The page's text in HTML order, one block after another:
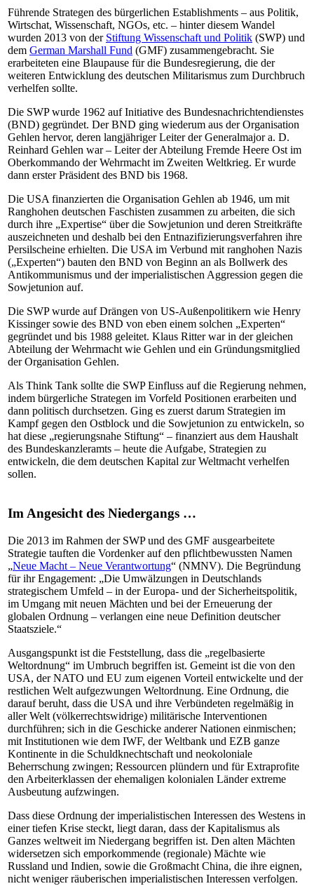
Führende Strategen des bürgerlichen Establishments – aus Politik,
Wirtschat, Wissenschaft, NGOs, etc. – hinter diesem Wandel
wurden 2013 von der Stiftung Wissenschaft und Politik (SWP) und
dem German Marshall Fund (GMF) zusammengebracht. Sie
erarbeiteten eine Blaupause für die Bundesregierung, die der
weiteren Entwicklung des deutschen Militarismus zum Durchbruch
verhelfen sollte.
Die SWP wurde 1962 auf Initiative des Bundesnachrichtendienstes
(BND) gegründet. Der BND ging wiederum aus der Organisation
Gehlen hervor, deren langjähriger Leiter der Generalmajor a. D.
Reinhard Gehlen war – Leiter der Abteilung Fremde Heere Ost im
Oberkommando der Wehrmacht im Zweiten Weltkrieg. Er wurde
dann erster Präsident des BND bis 1968.
Die USA finanzierten die Organisation Gehlen ab 1946, um mit
Ranghohen deutschen Faschisten zusammen zu arbeiten, die sich
durch ihre „Expertise“ über die Sowjetunion und deren Streitkräfte
auszeichneten und deshalb bei den Entnazifizierungsverfahren ihre
Persilscheine erhielten. Die USA im Verbund mit ranghohen Nazis
(„Experten“) bauten den BND von Beginn an als Bollwerk des
Antikommunismus und der imperialistischen Aggression gegen die
Sowjetunion auf.
Die SWP wurde auf Drängen von US-Außenpolitikern wie Henry
Kissinger sowie des BND von eben einem solchen „Experten“
gegründet und bis 1988 geleitet. Klaus Ritter war in der gleichen
Abteilung der Wehrmacht wie Gehlen und ein Gründungsmitglied
der Organisation Gehlen.
Als Think Tank sollte die SWP Einfluss auf die Regierung nehmen,
indem bürgerliche Strategen im Vorfeld Positionen erarbeiten und
dann politisch durchsetzen. Ging es zuerst darum Strategien im
Kampf gegen den Ostblock und die Sowjetunion zu entwickeln, so
hat diese „regierungsnahe Stiftung“ – finanziert aus dem Haushalt
des Bundeskanzleramts – heute die Aufgabe, Strategien zu
entwickeln, die dem deutschen Kapital zur Weltmacht verhelfen
sollen.
Im Angesicht des Niedergangs …
Die 2013 im Rahmen der SWP und des GMF ausgearbeitete
Strategie tauften die Vordenker auf den pflichtbewussten Namen
„Neue Macht – Neue Verantwortung“ (NMNV). Die Begründung
für ihr Engagement: „Die Umwälzungen in Deutschlands
strategischem Umfeld – in der Europa- und der Sicherheitspolitik,
im Umgang mit neuen Mächten und bei der Erneuerung der
globalen Ordnung – verlangen eine neue Definition deutscher
Staatsziele.“
Ausgangspunkt ist die Feststellung, dass die „regelbasierte
Weltordnung“ im Umbruch begriffen ist. Gemeint ist die von den
USA, der NATO und EU zum eigenen Vorteil entwickelte und der
restlichen Welt aufgezwungen Weltordnung. Eine Ordnung, die
darauf beruht, dass die USA und ihre Verbündeten regelmäßig in
aller Welt (völkerrechtswidrige) militärische Interventionen
durchführen; sich in die Geschicke anderer Nationen einmischen;
mit Institutionen wie dem IWF, der Weltbank und EZB ganze
Kontinente in die Schuldknechtschaft und neokoloniale
Beherrschung zwingen; Ressourcen plündern und für Extraprofite
den Arbeiterklassen der ehemaligen kolonialen Länder extreme
Ausbeutung aufzwingen.
Dass diese Ordnung der imperialistischen Interessen des Westens in
einer tiefen Krise steckt, liegt daran, dass der Kapitalismus als
Ganzes weltweit im Niedergang begriffen ist. Den alten Mächten
widersetzen sich emporkommende (regionale) Mächte wie
Russland und Indien, sowie die Großmacht China, die ihre eignen,
nicht weniger räuberischen imperialistischen Interessen verfolgen.